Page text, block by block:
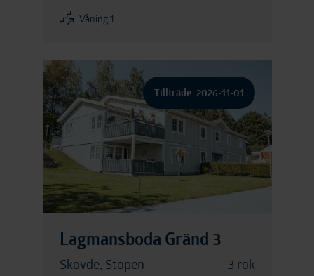
Våning 1
Lagmansboda Gränd 3
Tillträde: 2026-11-01
Skövde, Stöpen
3 rok